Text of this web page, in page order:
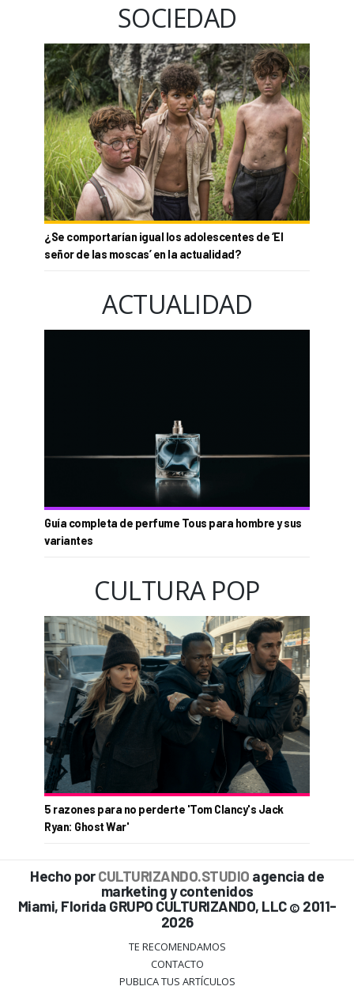
SOCIEDAD
¿Se comportarían igual los adolescentes de ‘El
señor de las moscas’ en la actualidad?
ACTUALIDAD
Guía completa de perfume Tous para hombre y sus
variantes
CULTURA POP
5 razones para no perderte 'Tom Clancy's Jack
Ryan: Ghost War'
Hecho porCULTURIZANDO.STUDIO agencia de
marketing y contenidos
Miami, Florida GRUPO CULTURIZANDO, LLC © 2011-
2026
TE RECOMENDAMOS
CONTACTO
PUBLICA TUS ARTÍCULOS